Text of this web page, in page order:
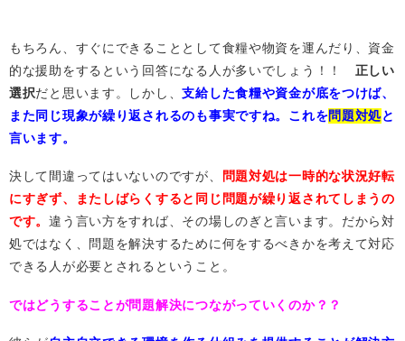
もちろん、すぐにできることとして食糧や物資を運んだり、資金
的な援助をするという回答になる人が多いでしょう！！ 正しい
選択だと思います。しかし、支給した食糧や資金が底をつけば、
また同じ現象が繰り返されるのも事実ですね。これを問題対処と
言います。
決して間違ってはいないのですが、
問題対処は一時的な状況好転
にすぎず、またしばらく すると同じ問題が繰り返されてしまうの
です。違う言い方をすれば、その場しのぎと言います。だから対
処ではなく、問題を解決するために何をするべきかを考えて対応
できる人が必要とされるということ。
ではどうすることが問題解決につながっていくのか？？